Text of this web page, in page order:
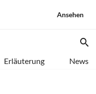
Ansehen
Erläuterung News